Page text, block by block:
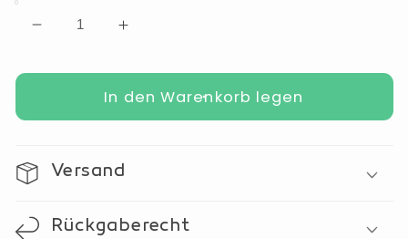
Verringere
Menge
Bitterstoff
Kapseln
60
à
Erhöhe
Menge
für
Bitterstoff
Kapseln
60
à
In den Warenkorb legen
Versand
Rückgaberecht